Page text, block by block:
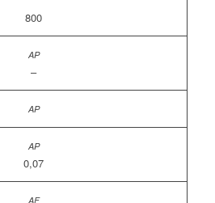
800
–
0,07